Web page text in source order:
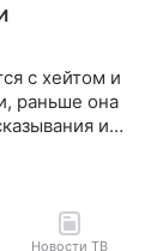
с хейтом и
раньше она
и
Новости ТВ